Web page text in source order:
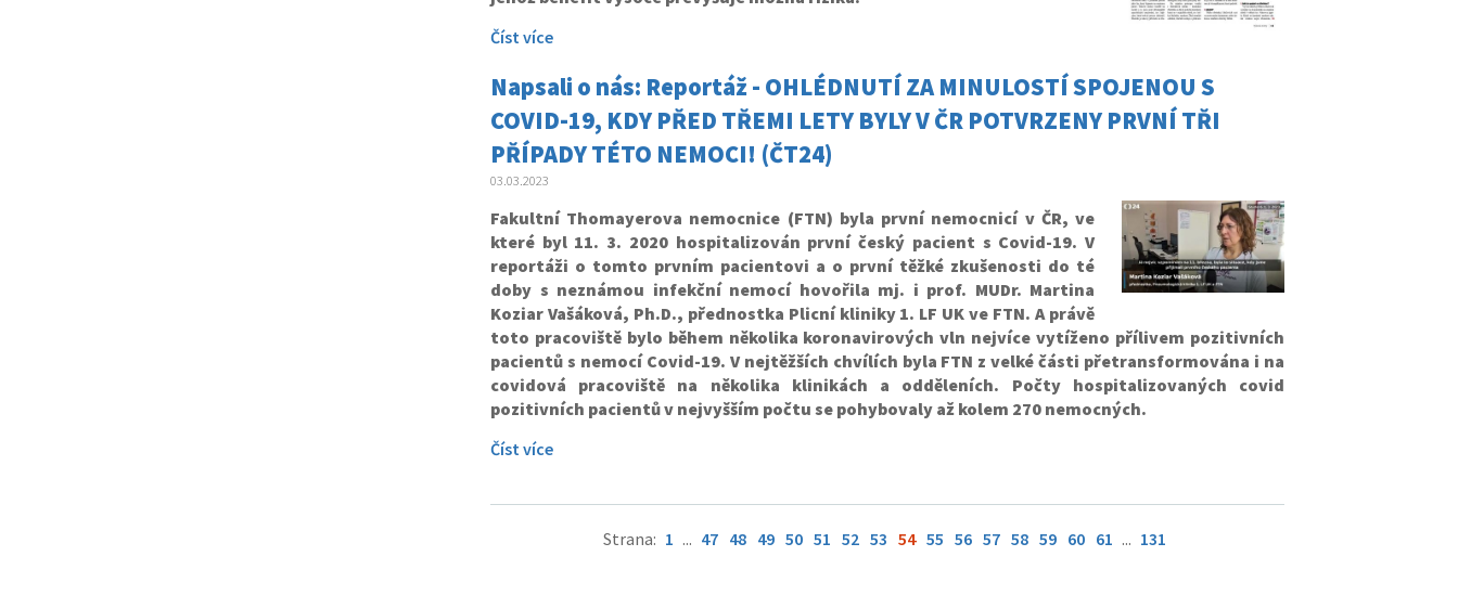
Číst více
Napsali o nás: Reportáž - OHLÉDNUTÍ ZA MINULOSTÍ SPOJENOU S
COVID-19, KDY PŘED TŘEMI LETY BYLY V ČR POTVRZENY PRVNÍ TŘI
PŘÍPADY TÉTO NEMOCI! (ČT24)
03.03.2023
Fakultní Thomayerova nemocnice (FTN) byla první nemocnicí v ČR, ve
které byl 11. 3. 2020 hospitalizován první český pacient s Covid-19. V
reportáži o tomto prvním pacientovi a o první těžké zkušenosti do té
doby s neznámou infekční nemocí hovořila mj. i prof. MUDr. Martina
Koziar Vašáková, Ph.D., přednostka Plicní kliniky 1. LF UK ve FTN. A právě
toto pracoviště bylo během několika koronavirových vln nejvíce vytíženo přílivem pozitivních
pacientů s nemocí Covid-19. V nejtěžších chvílích byla FTN z velké části přetransformována i na
covidová pracoviště na několika klinikách a odděleních. Počty hospitalizovaných covid
pozitivních pacientů v nejvyšším počtu se pohybovaly až kolem 270 nemocných.
Číst více
Strana: 1 ... 47 48 49 50 51 52 53 54 55 56 57 58 59 60 61 ... 131